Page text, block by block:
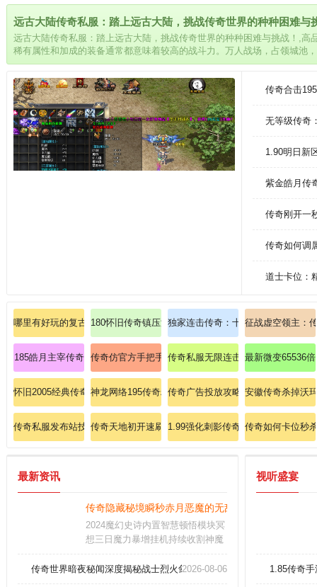
远古大陆传奇私服：踏上远古大陆，挑战传奇世界的种种困难与
远古大陆传奇私服：踏上远古大陆，挑战传奇世界的种种困难与挑战！,高
稀有属性和加成的装备通常都意味着较高的战斗力。万人战场，占领城池
法。在游戏中寻找属于自己的独特风格，并与其他玩家分享你的经验和见
传奇合击
无等级传奇
1.90明日新
紫金皓月传
传奇刚开一
传奇如何调
道士卡位：
哪里有好玩的复古传奇：传奇如何选？挑对服爽翻天！
180怀旧传奇镇压沃玛教主的秘技？独家连击传奇：十分欣喜买到恶魔长
征战虚空领主：
185皓月主宰传奇 传奇仿官方手把手教你掌握道士英雄召唤神兽！
传奇私服无限连击：征服超变连击
最新微变65536
怀旧2005经典传奇零基础教程道士修炼灵魂火符！
神龙网络195传奇粗略意会法师英雄疾光电影
传奇广告投放攻略法师如何修炼灭
安徽传奇杀掉沃
传奇私服发布站技能指南:星王战士如何提升逐日剑法爆发？
传奇天地初开速刷道士召唤神兽技巧！
1.99强化刺影传奇私服：拥有强化
传奇如何卡位秒
最新资讯
传奇隐藏秘境瞬秒赤月恶魔的无敌秘技
2024魔幻史诗内置智慧顿悟模块冥
想三日魔力暴增挂机持续收割神魔
方可踏入萌新冲级指南将依境界层
传奇世界暗夜秘闻深度揭秘战士烈火剑法终极奥义？
2026-08-06
视听盛宴
1.85传奇